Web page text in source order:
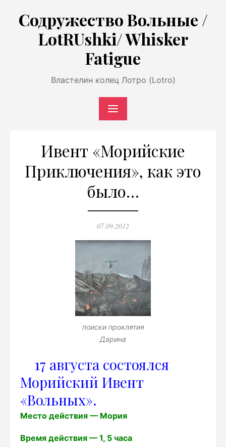
содержимому
Содружество Вольные /
LotRUshki/ Whisker
Fatigue
Властелин колец Лотро (Lotro)
Ивент «Морийские
Приключения», как это
было…
Опубликовано
07.09.2012
поиски проклятия
Дарина
17 августа состоялся
Морийский Ивент
«Вольных».
Место действия — Мория
Время действия — 1, 5 часа